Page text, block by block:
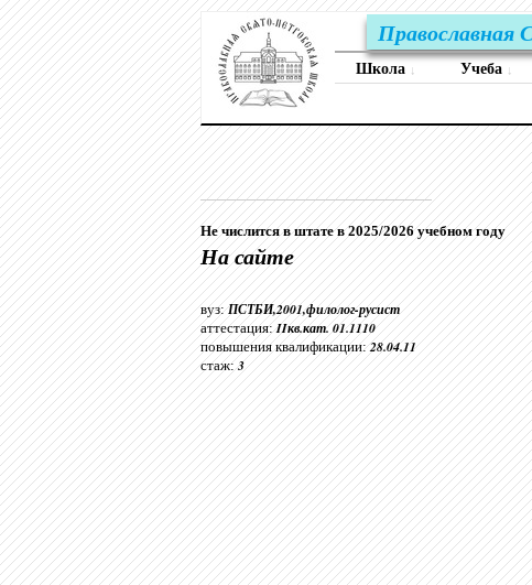
Православная
Школа ↓ Учеба ↓
Не числится в штате в 2025/2026 учебном году
На сайте
вуз:ПСТБИ,2001,филолог-русист
аттестация:IIкв.кат. 01.1110
повышения квалификации:28.04.11
стаж:3